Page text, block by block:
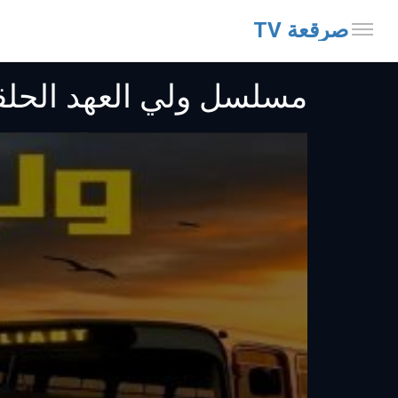
صرقعة TV
مسلسل ولي العهد الحلقة 7